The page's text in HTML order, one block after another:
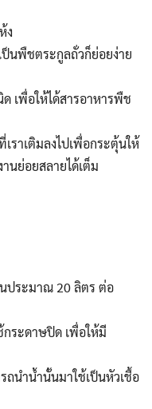
ง
ป็นพืชตระกูลถั่วก็ย่อยง่าย
เพื่อให้ได้สารอาหารพืช
ราเติมลงไปเพื่อกระตุ้นให้
นย่อยสลายได้เต็ม
ประมาณ 20 ลิตร ต่อ
กระดาษปิด เพื่อให้มี
นำน้ำนั้นมาใช้เป็นหัวเชื้อ